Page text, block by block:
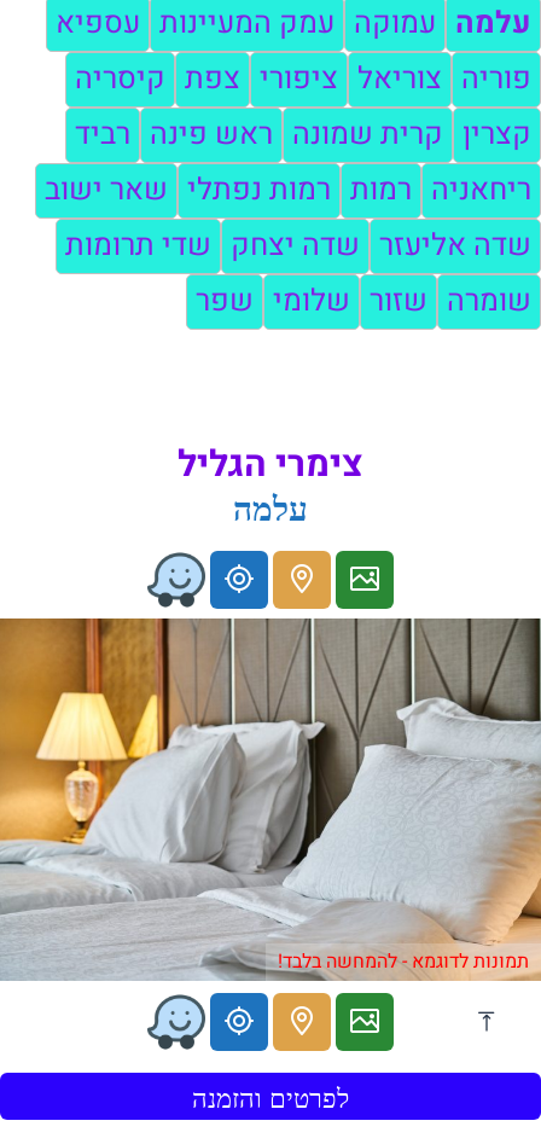
עלמה עמוקה עמק המעיינות עספיא
פוריה צוריאל ציפורי צפת קיסריה
קצרין קרית שמונה ראש פינה רביד
ריחאניה רמות רמות נפתלי שאר ישוב
שדה אליעזר שדה יצחק שדי תרומות
שומרה שזור שלומי שפר
צימרי הגליל
עלמה
תמונות לדוגמא - להמחשה בלבד!
לפרטים והזמנה